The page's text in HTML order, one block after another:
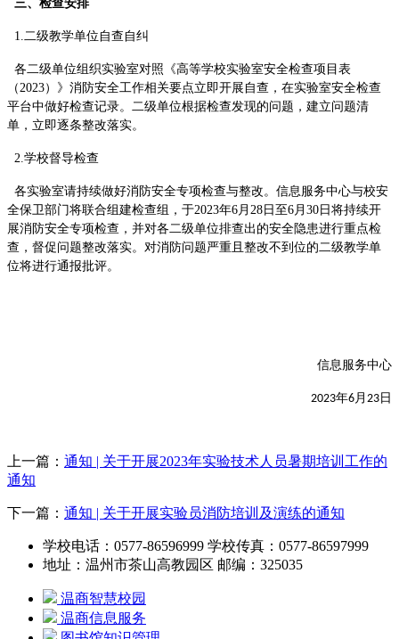
三、检查安排
1.二级教学单位自查自纠
各二级单位组织实验室对照《高等学校实验室安全检查项目表
（2023）》消防安全工作相关要点立即开展自查，在实验室安全检查
平台中做好检查记录。二级单位根据检查发现的问题，建立问题清
单，立即逐条整改落实。
2.学校督导检查
各实验室请持续做好消防安全专项检查与整改。信息服务中心与校安
全保卫部门将联合组建检查组，于2023年6月28日至6月30日将持续开
展消防安全专项检查，并对各二级单位排查出的安全隐患进行重点检
查，督促问题整改落实。对消防问题严重且整改不到位的二级教学单
位将进行通报批评。
信息服务中心
2023年6 月 23日
上一篇： 通知 | 关于开展2023年实验技术人员暑期培训工作的
通知
下一篇： 通知 | 关于开展实验员消防培训及演练的通知
学校电话：0577-86596999 学校传真：0577-86597999
地址：温州市茶山高教园区 邮编：325035
温商智慧校园
温商信息服务